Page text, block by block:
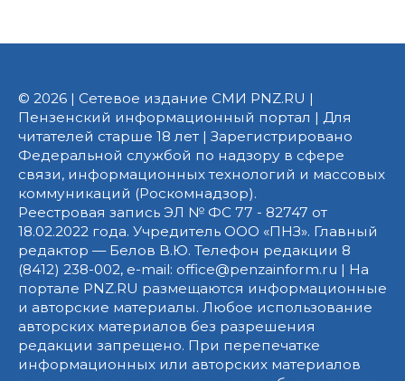
© 2026 | Сетевое издание СМИ PNZ.RU |
Пензенский информационный портал | Для
читателей старше 18 лет | Зарегистрировано
Федеральной службой по надзору в сфере
связи, информационных технологий и массовых
коммуникаций (Роскомнадзор).
Реестровая запись ЭЛ № ФС 77 - 82747 от
18.02.2022 года. Учредитель ООО «ПНЗ». Главный
редактор — Белов В.Ю. Телефон редакции 8
(8412) 238-002, e-mail: office@penzainform.ru | На
портале PNZ.RU размещаются информационные
и авторские материалы. Любое использование
авторских материалов без разрешения
редакции запрещено. При перепечатке
информационных или авторских материалов